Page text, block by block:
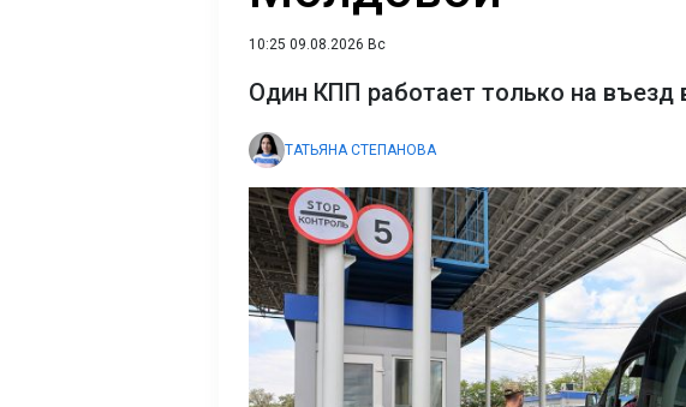
10:25 09.08.2026 Вс
Один КПП работает только на въезд
ТАТЬЯНА СТЕПАНОВА